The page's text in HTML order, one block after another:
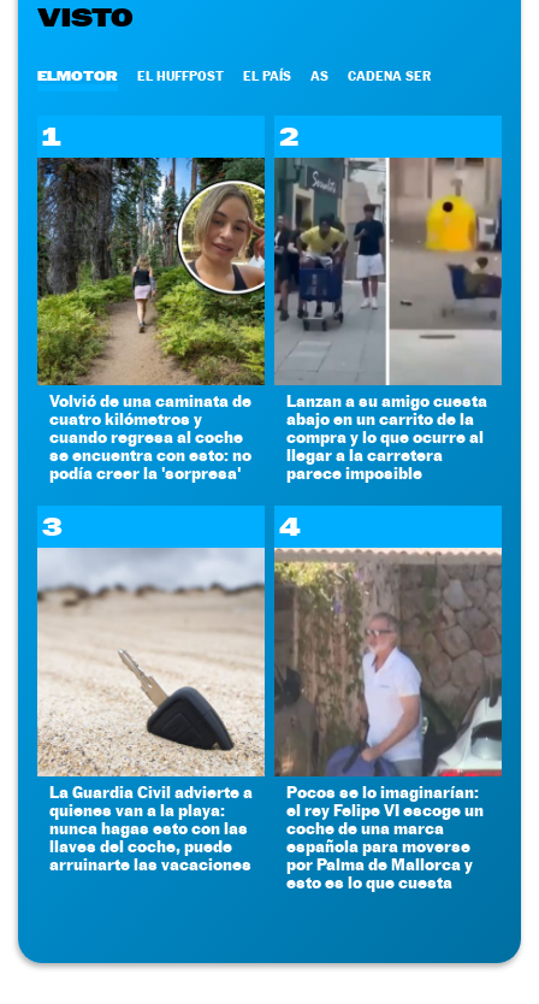
VISTO
ELMOTOR EL HUFFPOST EL PAÍS AS CADENA SER
1
Volvió de una caminata de
cuatro kilómetros y
cuando regresa al coche
se encuentra con esto: no
podía creer la 'sorpresa'
2
Lanzan a su amigo cuesta
abajo en un carrito de la
compra y lo que ocurre al
llegar a la carretera
parece imposible
3
La Guardia Civil advierte a
quienes van a la playa:
nunca hagas esto con las
llaves del coche, puede
arruinarte las vacaciones
4
Pocos se lo imaginarían:
el rey Felipe VI escoge un
coche de una marca
española para moverse
por Palma de Mallorca y
esto es lo que cuesta